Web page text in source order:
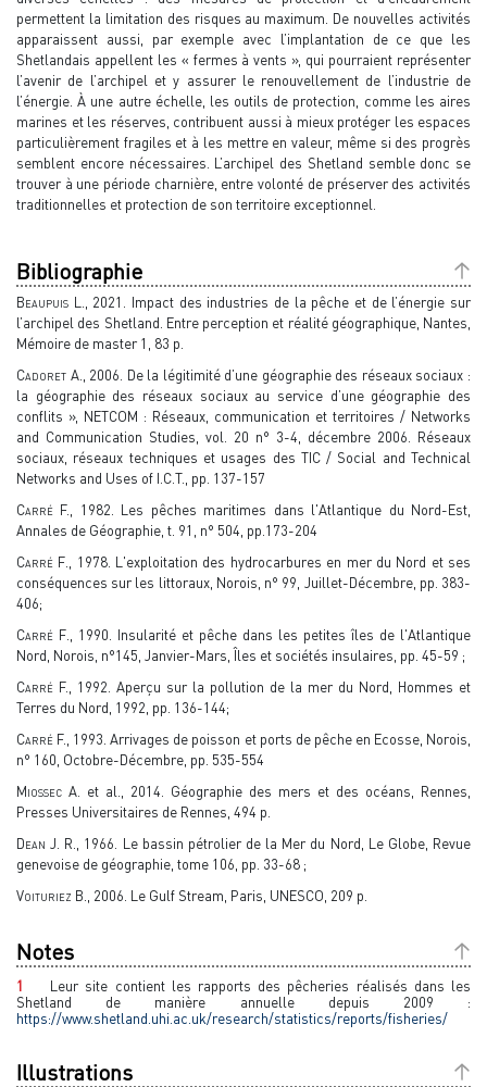
permettent la limitation des risques au maximum. De nouvelles activités
apparaissent aussi, par exemple avec l’implantation de ce que les
Shetlandais appellent les « fermes à vents », qui pourraient représenter
l’avenir de l’archipel et y assurer le renouvellement de l’industrie de
l’énergie. À une autre échelle, les outils de protection, comme les aires
marines et les réserves, contribuent aussi à mieux protéger les espaces
particulièrement fragiles et à les mettre en valeur, même si des progrès
semblent encore nécessaires. L’archipel des Shetland semble donc se
trouver à une période charnière, entre volonté de préserver des activités
traditionnelles et protection de son territoire exceptionnel.
Bibliographie
Beaupuis L., 2021. Impact des industries de la pêche et de l’énergie sur
l’archipel des Shetland. Entre perception et réalité géographique, Nantes,
Mémoire de master 1, 83 p.
Cadoret A.
, 2006. De la légitimité d’une géographie des réseaux sociaux :
la géographie des réseaux sociaux au service d’une géographie des
conflits », NETCOM : Réseaux, communication et territoires / Networks
and Communication Studies, vol. 20 n° 3-4, décembre 2006. Réseaux
sociaux, réseaux techniques et usages des TIC / Social and Technical
Networks and Uses of I.C.T., pp. 137-157
Carré F., 1982. Les pêches maritimes dans l'Atlantique du Nord-Est,
Annales de Géographie, t. 91, n° 504, pp.173-204
Carré F ., 1978. L'exploitation des hydrocarbures en mer du Nord et ses
conséquences sur les littoraux, Norois, n° 99, Juillet-Décembre, pp. 383-
406;
Carré F ., 1990. Insularité et pêche dans les petites îles de l'Atlantique
Nord, Norois, n°145, Janvier-Mars, Îles et sociétés insulaires, pp. 45-59 ;
Carré F.
, 1992. Aperçu sur la pollution de la mer du Nord, Hommes et
Terres du Nord, 1992, pp. 136-144;
Carré F., 1993. Arrivages de poisson et ports de pêche en Ecosse, Norois,
n° 160, Octobre-Décembre, pp. 535-554
Miossec A. et al., 2014. Géographie des mers et des océans, Rennes,
Presses Universitaires de Rennes, 494 p.
Dean J. R.
, 1966. Le bassin pétrolier de la Mer du Nord, Le Globe, Revue
genevoise de géographie, tome 106, pp. 33-68 ;
Voituriez B., 2006. Le Gulf Stream, Paris, UNESCO, 209 p.
Notes
1
Leur site contient les rapports des pêcheries réalisés dans les
Shetland de manière annuelle depuis 2009 :
https://www.shetland.uhi.ac.uk/research/statistics/reports/fisheries/
Illustrations